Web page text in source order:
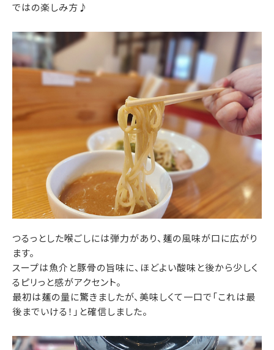
ではの楽しみ方♪
つるっとした喉ごしには弾力があり、麺の風味が口に広がり
ます。
スープは魚介と豚骨の旨味に、ほどよい酸味と後から少しく
るピリっと感がアクセント。
最初は麺の量に驚きましたが、美味しくて一口で「これは最
後までいける！」と確信しました。